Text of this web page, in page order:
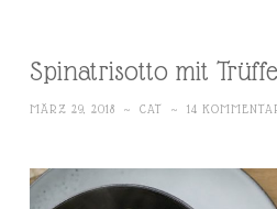
Spinatrisotto mit
MÄRZ 29, 2018 ~ CAT ~ 14